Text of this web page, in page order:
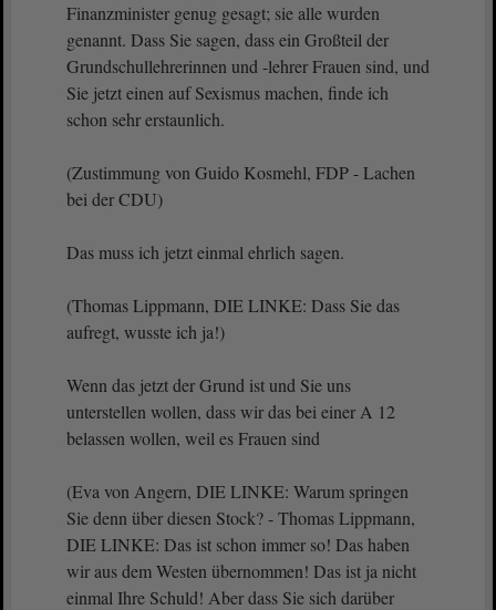
Finanzminister genug gesagt; sie alle wurden
genannt. Dass Sie sagen, dass ein Großteil der
Grundschullehrerinnen und -lehrer Frauen sind, und
Sie jetzt einen auf Sexismus machen, finde ich
schon sehr erstaunlich.
(Zustimmung von Guido Kosmehl, FDP - Lachen
bei der CDU)
Das muss ich jetzt einmal ehrlich sagen.
(Thomas Lippmann, DIE LINKE: Dass Sie das
aufregt, wusste ich ja!)
Wenn das jetzt der Grund ist und Sie uns
unterstellen wollen, dass wir das bei einer A 12
belassen wollen, weil es Frauen sind
(Eva von Angern, DIE LINKE: Warum springen
Sie denn über diesen Stock? - Thomas Lippmann,
DIE LINKE: Das ist schon immer so! Das haben
wir aus dem Westen übernommen! Das ist ja nicht
einmal Ihre Schuld! Aber dass Sie sich darüber